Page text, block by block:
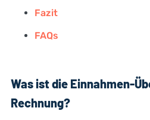
Fazit
FAQs
Was ist die Einnahmen-
Rechnung?